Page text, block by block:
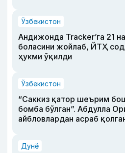
Ўзбекистон
Андижонда Tracker’га 21
боласини жойлаб, ЙТҲ
ҳукми ўқилди
Ўзбекистон
“Саккиз қатор шеърим
бомба бўлган”. Абдулла
айбловлардан асраб
Дунё